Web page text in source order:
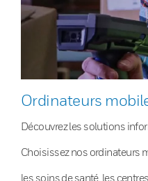
Ordinateurs
Découvrez les solutions
Choisissez nos ordinateurs
les soins de santé, les